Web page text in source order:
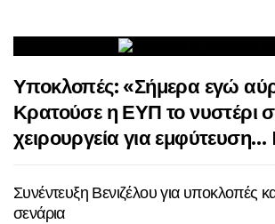
Υποκλοπές: «Σήμερα εγώ
Κρατούσε η ΕΥΠ το νυστέρι
χειρουργεία για
Συνέντευξη Βενιζέλου για υποκλοπές
σενάρια